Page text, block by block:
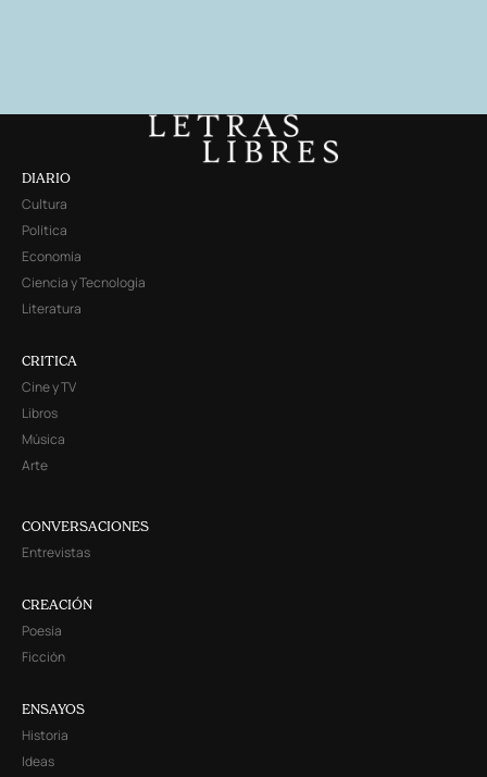
DIARIO
Cultura
Política
Economía
Ciencia y Tecnología
Literatura
CRITICA
Cine y TV
Libros
Música
Arte
CONVERSACIONES
Entrevistas
CREACIÓN
Poesía
Ficción
ENSAYOS
Historia
Ideas